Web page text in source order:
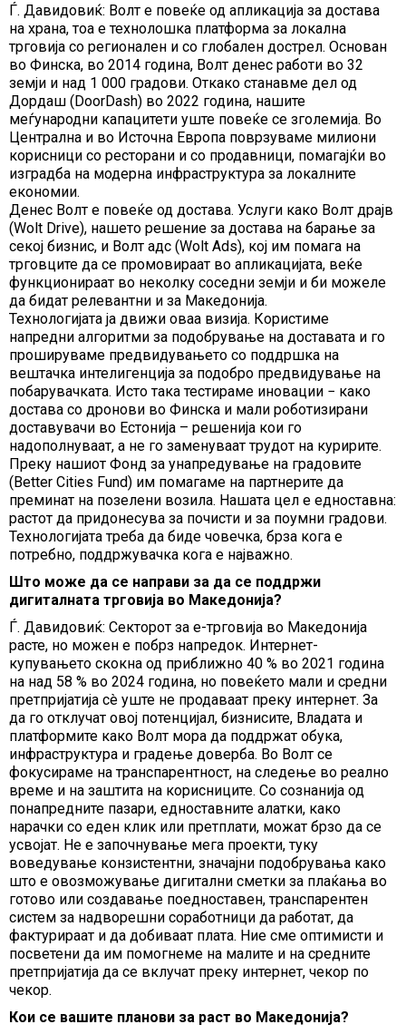
Ѓ. Давидовиќ: Волт е повеќе од апликација за достава
на храна, тоа е технолошка платформа за локална
трговија со регионален и со глобален дострел. Основан
во Финска, во 2014 година, Волт денес работи во 32
земји и над 1 000 градови. Откако станавме дел од
Дордаш (DoorDash) во 2022 година, нашите
меѓународни капацитети уште повеќе се зголемија. Во
Централна и во Источна Европа поврзуваме милиони
корисници со ресторани и со продавници, помагајќи во
изградба на модерна инфраструктура за локалните
економии.
Денес Волт е повеќе од достава. Услуги како Волт драјв
(Wolt Drive), нашето решение за достава на барање за
секој бизнис, и Волт адс (Wolt Ads), кој им помага на
трговците да се промовираат во апликацијата, веќе
функционираат во неколку соседни земји и би можеле
да бидат релевантни и за Македонија.
Технологијата ја движи оваа визија. Користиме
напредни алгоритми за подобрување на доставата и го
прошируваме предвидувањето со поддршка на
вештачка интелигенција за подобро предвидување на
побарувачката. Исто така тестираме иновации − како
достава со дронови во Финска и мали роботизирани
доставувачи во Естонија – решенија кои го
надополнуваат, а не го заменуваат трудот на куририте.
Преку нашиот Фонд за унапредување на градовите
(Better Cities Fund) им помагаме на партнерите да
преминат на позелени возила. Нашата цел е едноставна:
растот да придонесува за почисти и за поумни градови.
Технологијата треба да биде човечка, брза кога е
потребно, поддржувачка кога е најважно.
Што може да се направи за да се поддржи
дигиталната трговија во Македонија?
Ѓ. Давидовиќ: Секторот за е-трговија во Македонија
расте, но можен е побрз напредок. Интернет-
купувањето скокна од приближно 40 % во 2021 година
на над 58 % во 2024 година, но повеќето мали и средни
претпријатија сè уште не продаваат преку интернет. За
да го отклучат овој потенцијал, бизнисите, Владата и
платформите како Волт мора да поддржат обука,
инфраструктура и градење доверба. Во Волт се
фокусираме на транспарентност, на следење во реално
време и на заштита на корисниците. Со сознанија од
понапредните пазари, едноставните алатки, како
нарачки со еден клик или претплати, можат брзо да се
усвојат. Не е започнување мега проекти, туку
воведување конзистентни, значајни подобрувања како
што е овозможување дигитални сметки за плаќања во
готово или создавање поедноставен, транспарентен
систем за надворешни соработници да работат, да
фактурираат и да добиваат плата. Ние сме оптимисти и
посветени да им помогнеме на малите и на средните
претпријатија да се вклучат преку интернет, чекор по
чекор.
Кои се вашите планови за раст во Македонија?